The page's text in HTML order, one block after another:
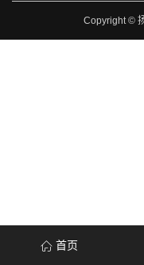
Copyright ©
首页